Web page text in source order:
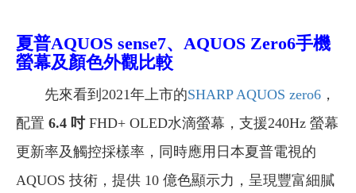
夏普AQUOS sense7、AQUOS Zero6手機
螢幕及顏色外觀比較
先來看到2021年上市的SHARP AQUOS zero6 ，
配置 6.4 吋 FHD+ OLED水滴螢幕，支援240Hz 螢幕
更新率及觸控採樣率，同時應用日本夏普電視的
AQUOS 技術，提供 10 億色顯示力，呈現豐富細膩